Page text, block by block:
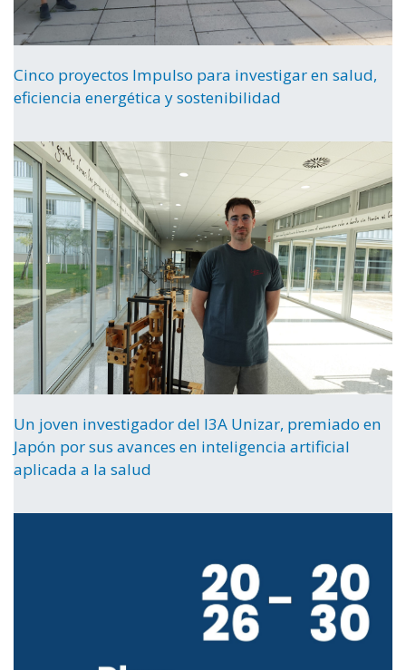
Cinco proyectos Impulso para investigar en salud,
eficiencia energética y sostenibilidad
Un joven investigador del I3A Unizar, premiado en
Japón por sus avances en inteligencia artificial
aplicada a la salud